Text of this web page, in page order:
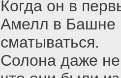
Когда он в
Амелл в Башне
сматываться.
Солона даже не